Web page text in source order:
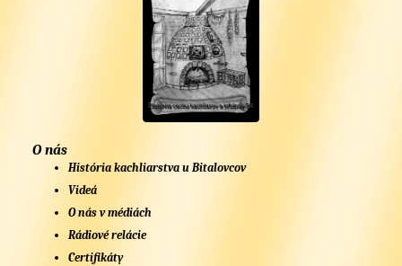
O nás
História kachliarstva u Bitalovcov
Videá
O nás v médiách
Rádiové relácie
Certifikáty